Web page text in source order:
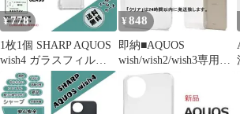
¥778
1枚1個 SHARP AQUOS
wish4 ガラスフィルム
とケース
¥848
即納■AQUOS
wish/wish2/wish3専用新
品シンプルなハードケ